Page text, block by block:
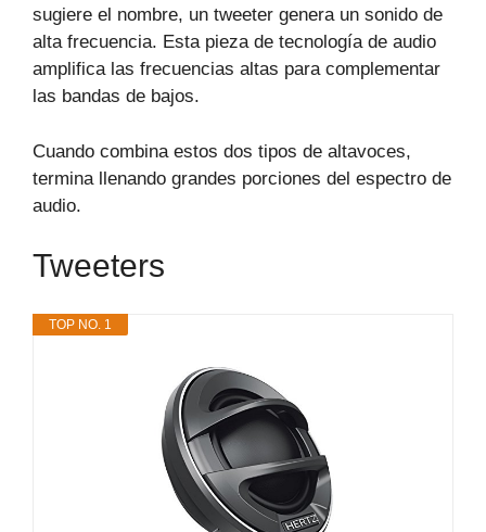
sugiere el nombre, un tweeter genera un sonido de
alta frecuencia. Esta pieza de tecnología de audio
amplifica las frecuencias altas para complementar
las bandas de bajos.
Cuando combina estos dos tipos de altavoces,
termina llenando grandes porciones del espectro de
audio.
Tweeters
TOP NO. 1